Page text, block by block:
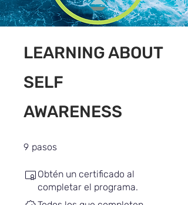
LEARNING ABOUT
SELF
AWARENESS
9 pasos
Obtén un certificado al
completar el programa.